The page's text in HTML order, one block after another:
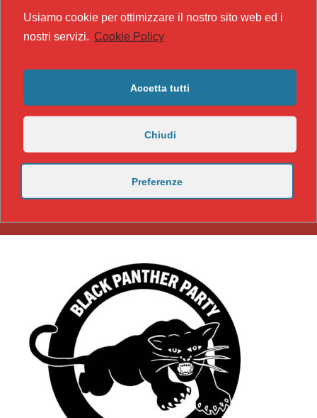
Usiamo cookie per ottimizzare il nostro sito web ed i
nostri servizi. Cookie Policy
Accetta tutti
Chiudi
Preferenze